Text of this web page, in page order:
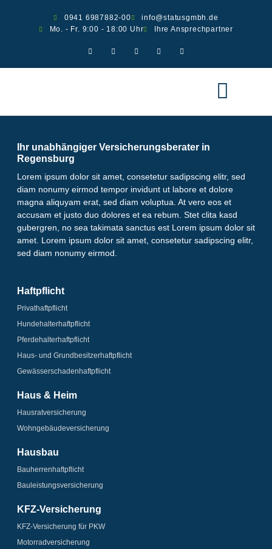
0941 6987882-00
info@statusgmbh.de
Mo. - Fr. 9:00 - 18:00 Uhr
Ihre Ansprechpartner
Ihr unabhängiger Versicherungsberater in
Regensburg
Lorem ipsum dolor sit amet, consetetur sadipscing elitr, sed
diam nonumy eirmod tempor invidunt ut labore et dolore
magna aliquyam erat, sed diam voluptua. At vero eos et
accusam et justo duo dolores et ea rebum. Stet clita kasd
gubergren, no sea takimata sanctus est Lorem ipsum dolor sit
amet. Lorem ipsum dolor sit amet, consetetur sadipscing elitr,
sed diam nonumy eirmod.
Haftpflicht
Privathaftpflicht
Hundehalter­haftpflicht
Pferdehalter­haftpflicht
Haus- und Grundbesitzer­haftpflicht
Gewässerschaden­­haftpflicht
Haus & Heim
Hausrat­versicherung
Wohngebäude­­versicherung
Hausbau
Bauherrenhaftpflicht
Bauleistungs­­versicherung
KFZ-Versicherung
KFZ-Versicherung für PKW
Motorrad­versicherung